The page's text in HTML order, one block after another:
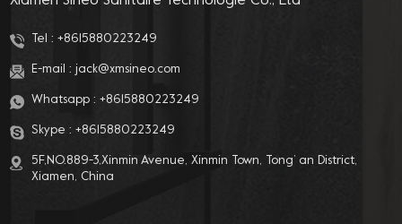
Tel : +8615880223249
E-mail : jack@xmsineo.com
Whatsapp : +8615880223249
Skype : +8615880223249
5F,NO.889-3,Xinmin Avenue, Xinmin Town, Tong’ an District,
Xiamen, China